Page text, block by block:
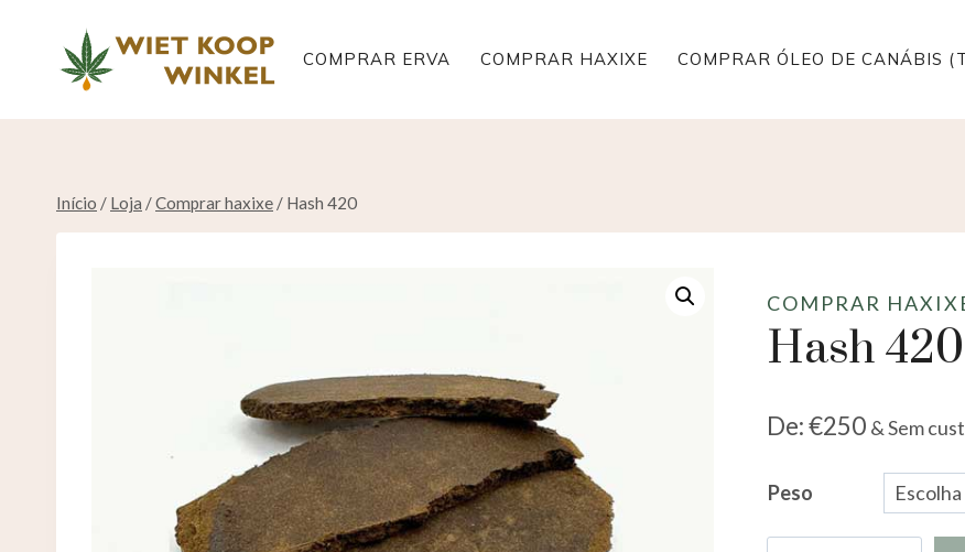
COMPRAR ERVA COMPRAR HAXIXE COMPRAR ÓLEO DE CANÁBIS
Início / Loja /Comprar haxixe / Hash 420
COMPRAR
Hash 420
De:€250 & Sem
Peso